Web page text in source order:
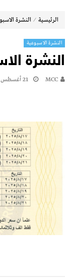
الرئيسية ⁄ النشرة
النشرة الاسبوعية
النشرة
MCC 21 أغسطس، 2025